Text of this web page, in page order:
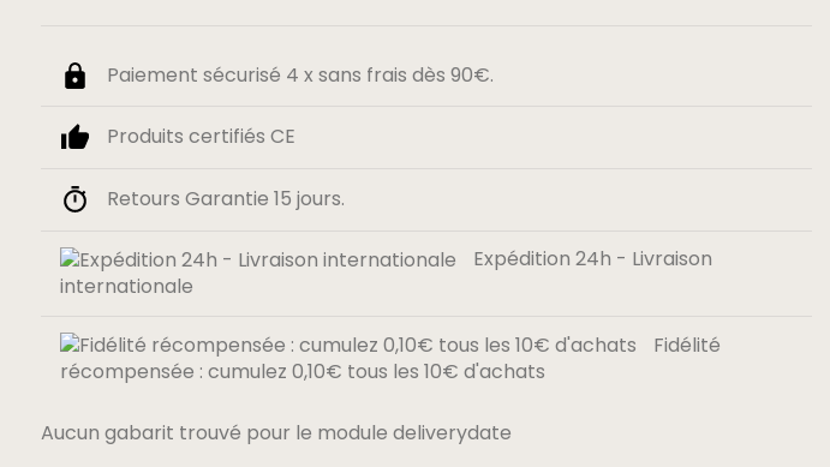
Paiement sécurisé 4 x sans frais dès 90€.
Produits certifiés CE
Retours Garantie 15 jours.
Expédition 24h - Livraison
internationale
Fidélité
récompensée : cumulez 0,10€ tous les 10€ d'achats
Aucun gabarit trouvé pour le module deliverydate